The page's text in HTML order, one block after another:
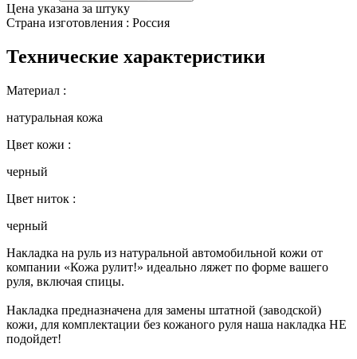
Цена указана за штуку
Страна изготовления : Россия
Технические характеристики
Материал :
натуральная кожа
Цвет кожи :
черный
Цвет ниток :
черный
Накладка на руль из натуральной автомобильной кожи от
компании «Кожа рулит!» идеально ляжет по форме вашего
руля, включая спицы.
Накладка предназначена для замены штатной (заводской)
кожи, для комплектации без кожаного руля наша накладка НЕ
подойдет!